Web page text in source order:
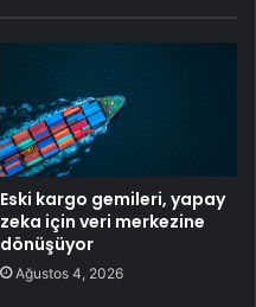
Eski kargo gemileri, yapay
zeka için veri merkezine
dönüşüyor
Ağustos 4, 2026